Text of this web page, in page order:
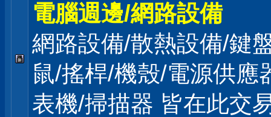
電腦週邊/網路設備
網路設備/散熱設備/鍵
鼠/搖桿/機殼/電源供應
表機/掃描器 皆在此交